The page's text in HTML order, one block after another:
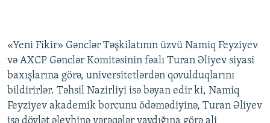
«Yeni Fikir» Gənclər Təşkilatının üzvü Namiq Feyziyev
və AXCP Gənclər Komitəsinin fəalı Turan Əliyev siyasi
baxışlarına görə, universitetlərdən qovulduqlarını
bildirirlər. Təhsil Nazirliyi isə bəyan edir ki, Namiq
Feyziyev akademik borcunu ödəmədiyinə, Turan Əliyev